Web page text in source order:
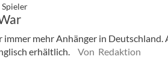
immer mehr Anhänger in Deutschland.
erhältlich.
Von Redaktion